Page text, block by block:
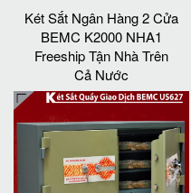
Két Sắt Ngân Hàng 2 Cửa
BEMC K2000 NHA1
Freeship Tận Nhà Trên
Cả Nước